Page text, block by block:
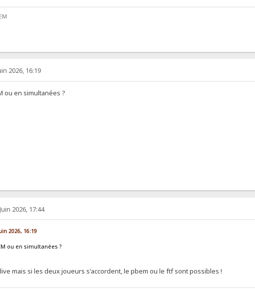
2026, 16:19
ou en simultanées ?
2026, 17:44
2026, 16:19
ou en simultanées ?
mais si les deux joueurs s'accordent, le pbem ou le ftf sont possibles !